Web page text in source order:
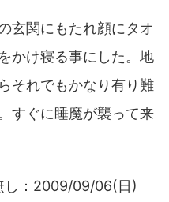
玄関にもたれ顔にタオ
かけ寝る事にした。地
それでもかなり有り難
すぐに睡魔が襲って来
し：2009/09/06(日)